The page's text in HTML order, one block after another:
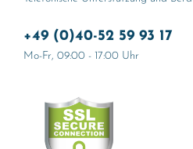
+49 (0)40-52 59 93 17
Mo-Fr, 09:00 - 17:00 Uhr